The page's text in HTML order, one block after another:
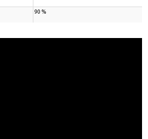
90 %